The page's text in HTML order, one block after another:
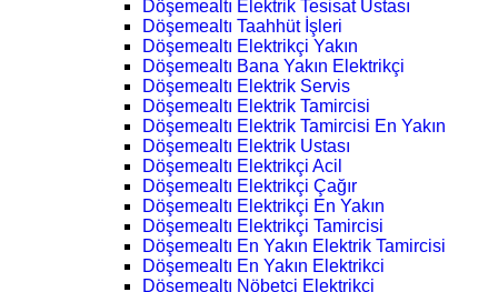
Döşemealtı Elektrik Tesisat Ustası
Döşemealtı Taahhüt İşleri
Döşemealtı Elektrikçi Yakın
Döşemealtı Bana Yakın Elektrikçi
Döşemealtı Elektrik Servis
Döşemealtı Elektrik Tamircisi
Döşemealtı Elektrik Tamircisi En Yakın
Döşemealtı Elektrik Ustası
Döşemealtı Elektrikçi Acil
Döşemealtı Elektrikçi Çağır
Döşemealtı Elektrikçi En Yakın
Döşemealtı Elektrikçi Tamircisi
Döşemealtı En Yakın Elektrik Tamircisi
Döşemealtı En Yakın Elektrikci
Döşemealtı Nöbetçi Elektrikçi